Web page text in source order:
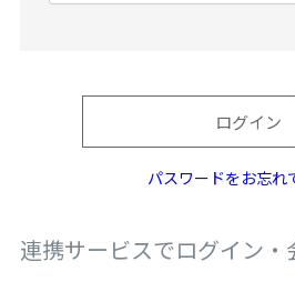
必
ログイン
パスワードをお忘れ
連携サービスでログイン・